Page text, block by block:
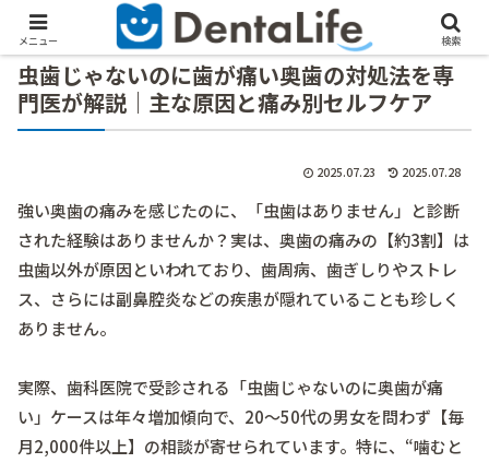
虫歯じゃないのに歯が痛い奥歯の対処法を専
門医が解説｜主な原因と痛み別セルフケア
2025.07.23 2025.07.28
強い奥歯の痛みを感じたのに、「虫歯はありません」と診断
された経験はありませんか？実は、奥歯の痛みの【約3割】は
虫歯以外が原因といわれており、歯周病、歯ぎしりやストレ
ス、さらには副鼻腔炎などの疾患が隠れていることも珍しく
ありません。
実際、歯科医院で受診される「虫歯じゃないのに奥歯が痛
い」ケースは年々増加傾向で、20～50代の男女を問わず【毎
月2,000件以上】の相談が寄せられています。特に、“噛むと
メニュー 検索